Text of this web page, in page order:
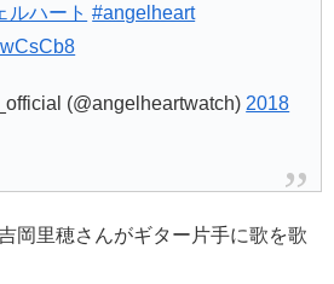
ルハート #angelheart
(@angelheartwatch)2018
岡里穂さんがギター片手に歌を歌